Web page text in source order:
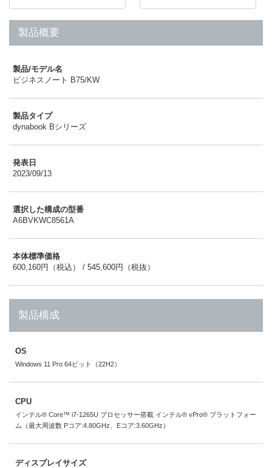
製品概要
製品/モデル名
ビジネスノート B75/KW
製品タイプ
dynabook Bシリーズ
発表日
2023/09/13
選択した構成の型番
A6BVKWC8561A
本体標準価格
600,160円（税込） / 545,600円（税抜）
製品構成
OS
Windows 11 Pro 64ビット（22H2）
CPU
インテル® Core™ i7-1265U プロセッサー搭載 インテル® vPro® プラットフォー
ム（最大周波数 Pコア:4.80GHz、Eコア:3.60GHz）
ディスプレイサイズ